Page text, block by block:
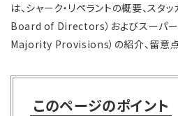
は、シャーク・リペラントの概要、スタ
Board of Directors）およびスーパー
Majority Provisions）の紹介、留意点
このページのポイント